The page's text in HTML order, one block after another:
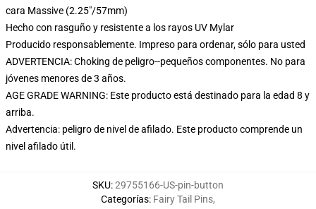
cara Massive (2.25"/57mm)
Hecho con rasguño y resistente a los rayos UV Mylar
Producido responsablemente. Impreso para ordenar, sólo para usted
ADVERTENCIA: Choking de peligro--pequeños componentes. No para
jóvenes menores de 3 años.
AGE GRADE WARNING: Este producto está destinado para la edad 8 y
arriba.
Advertencia: peligro de nivel de afilado. Este producto comprende un
nivel afilado útil.
SKU:29755166-US-pin-button
Categorías: Fairy Tail Pins,